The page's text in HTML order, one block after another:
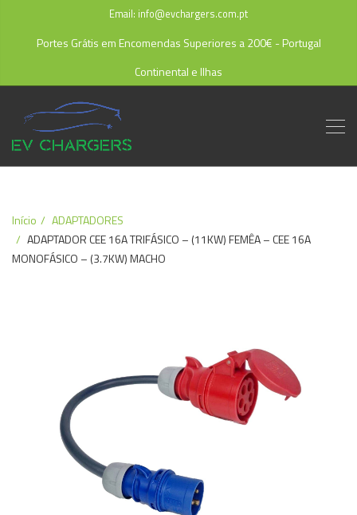
Email: info@evchargers.com.pt
Portes Grátis em Encomendas Superiores a 200€ - Portugal
Continental e Ilhas
Início
ADAPTADORES
ADAPTADOR CEE 16A TRIFÁSICO – (11KW) FEMÊA – CEE 16A
MONOFÁSICO – (3.7KW) MACHO